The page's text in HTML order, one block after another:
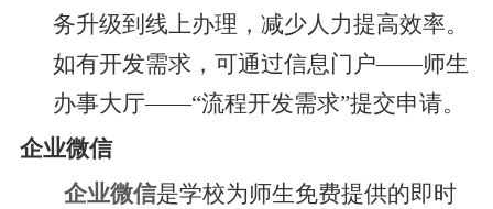
务升级到线上办理，减少人力提高效率。
如有开发需求，可通过信息门户——师生
办事大厅——“流程开发需求”提交申请。
企业微信
企业微信是学校为师生免费提供的即时